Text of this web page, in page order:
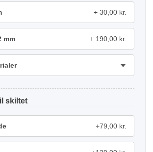
30,00 kr.
mm 190,00 kr.
+79,00 kr.